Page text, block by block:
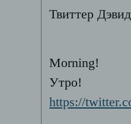
Твиттер
Morning!
Утро!
https://